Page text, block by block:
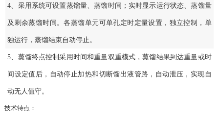
4、采用系统可设置蒸馏量、蒸馏时间；实时显示运行状态、蒸馏量
及剩余蒸馏时间。各蒸馏单元可单孔定时定量设置，独立控制，单
独运行，蒸馏结束自动停止。
5、蒸馏终点控制采用时间和重量双重模式，蒸馏结果到达重量或时
间设定值后，自动停止加热和切断馏出液管路，自动泄压，实现自
动无人值守。
技术特点：